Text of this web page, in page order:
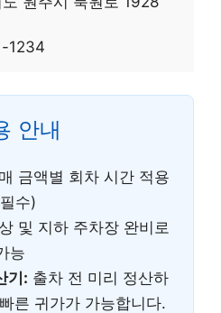
1234
안내
금액별 회차 시간 적용
수)
및 지하 주차장 완비로
능
기: 출차 전 미리 정산하
른 귀가가 가능합니다.